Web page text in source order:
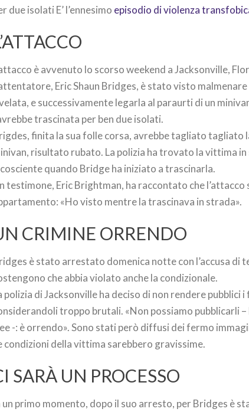
due isolati E’ l’ennesimo episodio di violenza
è avvenuto lo scorso weekend a Jacksonville,
Eric Shaun Bridges, è stato visto
e successivamente legarla al paraurti di un
trascinata per ben due isolati.
finita la sua folle corsa, avrebbe tagliato tagliato
risultato rubato. La polizia ha trovato la vittima
quando Bridge ha iniziato a trascinarla.
testimone, Eric Brightman, ha raccontato che
«Ho visto mentre la trascinava in strada».
CRIMINE ORRENDO
è stato arrestato domenica notte con l’accusa
che abbia violato anche la condizionale.
polizia di Jacksonville ha deciso di non rendere pubblici
troppo brutali. «Non possiamo pubblicarli
-: è orrendo». Sono stati però diffusi dei fermo
condizioni della vittima sarebbero gravissime.
SARÀ UN PROCESSO
un primo momento, dopo il suo arresto, per Bridges è